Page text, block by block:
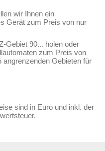
wir Ihnen ein
Gerät zum Preis von nur
Gebiet 90... holen oder
zum Preis von
angrenzenden Gebieten für
sind in Euro und inkl. der